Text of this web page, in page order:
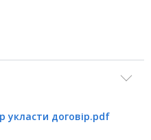
укласти договір.pdf